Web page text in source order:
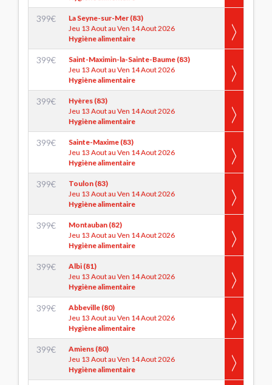
399€
La Seyne-sur-Mer (83)
Jeu 13 Aout au Ven 14 Aout 2026
Hygiène alimentaire
399€
Saint-Maximin-la-Sainte-Baume (83)
Jeu 13 Aout au Ven 14 Aout 2026
Hygiène alimentaire
399€
Hyères (83)
Jeu 13 Aout au Ven 14 Aout 2026
Hygiène alimentaire
399€
Sainte-Maxime (83)
Jeu 13 Aout au Ven 14 Aout 2026
Hygiène alimentaire
399€
Toulon (83)
Jeu 13 Aout au Ven 14 Aout 2026
Hygiène alimentaire
399€
Montauban (82)
Jeu 13 Aout au Ven 14 Aout 2026
Hygiène alimentaire
399€
Albi (81)
Jeu 13 Aout au Ven 14 Aout 2026
Hygiène alimentaire
399€
Abbeville (80)
Jeu 13 Aout au Ven 14 Aout 2026
Hygiène alimentaire
399€
Amiens (80)
Jeu 13 Aout au Ven 14 Aout 2026
Hygiène alimentaire